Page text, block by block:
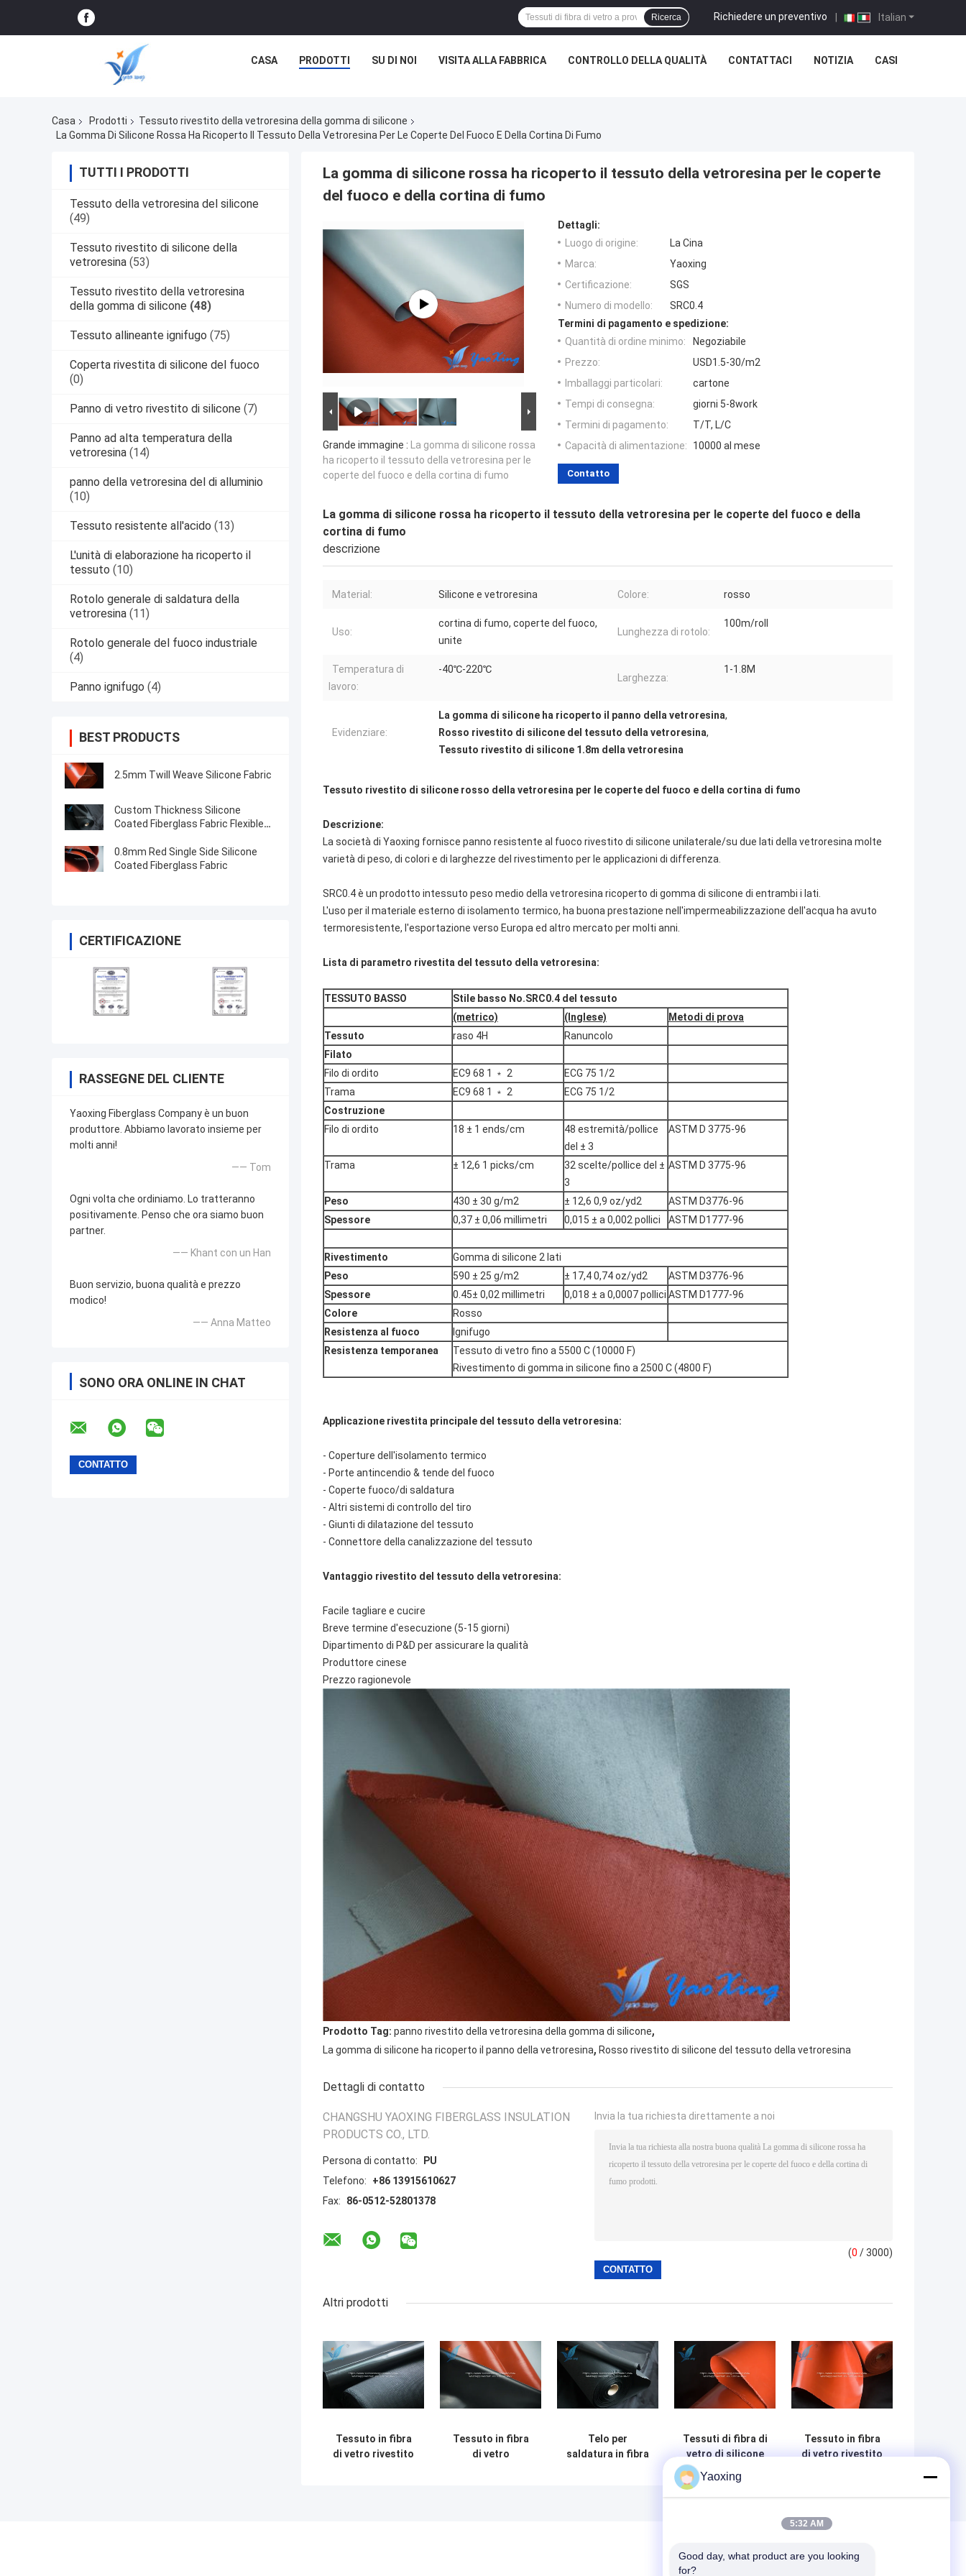
Italian
Richiedere un preventivo |
Ricerca
CASA PRODOTTI SU DI NOI VISITA ALLA FABBRICA CONTROLLO DELLA QUALITÀ CONTATTACI NOTIZIA CASI
Casa Prodotti
Tessuto rivestito della vetroresina della gomma di silicone
La Gomma Di Silicone Rossa Ha Ricoperto Il Tessuto Della Vetroresina Per Le Coperte Del Fuoco E Della Cortina Di Fumo
TUTTI I PRODOTTI
Tessuto della vetroresina del silicone
(49)
Tessuto rivestito di silicone della
vetroresina (53)
Tessuto rivestito della vetroresina
della gomma di silicone (48)
Tessuto allineante ignifugo (75)
Coperta rivestita di silicone del fuoco
(0)
Panno di vetro rivestito di silicone (7)
Panno ad alta temperatura della
vetroresina (14)
panno della vetroresina del di alluminio
(10)
Tessuto resistente all'acido (13)
L'unità di elaborazione ha ricoperto il
tessuto (10)
Rotolo generale di saldatura della
vetroresina (11)
Rotolo generale del fuoco industriale
(4)
Panno ignifugo (4)
BEST PRODUCTS
2.5mm Twill Weave Silicone Fabric
Custom Thickness Silicone
Coated Fiberglass Fabric Flexible
0.8mm Red Single Side Silicone
Coated Fiberglass Fabric
CERTIFICAZIONE
RASSEGNE DEL CLIENTE
Yaoxing Fiberglass Company è un buon
produttore. Abbiamo lavorato insieme per
molti anni!
—— Tom
Ogni volta che ordiniamo. Lo tratteranno
positivamente. Penso che ora siamo buon
partner.
—— Khant con un Han
Buon servizio, buona qualità e prezzo
modico!
—— Anna Matteo
SONO ORA ONLINE IN CHAT
La gomma di silicone rossa ha ricoperto il tessuto della vetroresina per le coperte
del fuoco e della cortina di fumo
Grande immagine : La gomma di silicone rossa
ha ricoperto il tessuto della vetroresina per le
coperte del fuoco e della cortina di fumo
Dettagli:
Luogo di origine:
La Cina
Marca:
Yaoxing
Certificazione:
SGS
Numero di modello:
SRC0.4
Termini di pagamento e spedizione:
Quantità di ordine minimo:
Negoziabile
Prezzo:
USD1.5-30/m2
Imballaggi particolari:
cartone
Tempi di consegna:
giorni 5-8work
Termini di pagamento:
T/T, L/C
Capacità di alimentazione:
10000 al mese
Contatto
La gomma di silicone rossa ha ricoperto il tessuto della vetroresina per le coperte del fuoco e della
cortina di fumo
descrizione
Material: Silicone e vetroresina Colore: rosso
Uso:
cortina di fumo, coperte del fuoco,
unite
Lunghezza di rotolo:
100m/roll
Temperatura di
lavoro:
-40℃-220℃
Larghezza:
1-1.8M
Evidenziare:
La gomma di silicone ha ricoperto il panno della vetroresina,
Rosso rivestito di silicone del tessuto della vetroresina,
Tessuto rivestito di silicone 1.8m della vetroresina
Tessuto rivestito di silicone rosso della vetroresina per le coperte del fuoco e della cortina di fumo
Descrizione:
La società di Yaoxing fornisce panno resistente al fuoco rivestito di silicone unilaterale/su due lati della vetroresina molte
varietà di peso, di colori e di larghezze del rivestimento per le applicazioni di differenza.
SRC0.4 è un prodotto intessuto peso medio della vetroresina ricoperto di gomma di silicone di entrambi i lati.
L'uso per il materiale esterno di isolamento termico, ha buona prestazione nell'impermeabilizzazione dell'acqua ha avuto
termoresistente, l'esportazione verso Europa ed altro mercato per molti anni.
Lista di parametro rivestita del tessuto della vetroresina:
TESSUTO BASSO
Stile basso No.SRC0.4 del tessuto
(metrico)
(Inglese)
Metodi di prova
Tessuto
raso 4H
Ranuncolo
Filato
Filo di ordito
EC9 68 1 ﹡ 2
ECG 75 1/2
Trama
EC9 68 1 ﹡ 2
ECG 75 1/2
Costruzione
Filo di ordito
18 ± 1 ends/cm
48 estremità/pollice
del ± 3
ASTM D 3775-96
Trama ± 12,6 1 picks/cm
32 scelte/pollice del ±
3
ASTM D 3775-96
Peso 430 ± 30 g/m2 ± 12,6 0,9 oz/yd2
ASTM D3776-96
Spessore
0,37 ± 0,06 millimetri 0,015 ± a 0,002 pollici ASTM D1777-96
Rivestimento
Gomma di silicone 2 lati
Peso
590 ± 25 g/m2 ± 17,4 0,74 oz/yd2
ASTM D3776-96
Spessore
0.45± 0,02 millimetri 0,018 ± a 0,0007 pollici ASTM D1777-96
Colore
Rosso
Resistenza al fuoco
Ignifugo
Resistenza temporanea
Tessuto di vetro fino a 5500 C (10000 F)
Rivestimento di gomma in silicone fino a 2500 C (4800 F)
Applicazione rivestita principale del tessuto della vetroresina:
- Coperture dell'isolamento termico
- Porte antincendio & tende del fuoco
- Coperte fuoco/di saldatura
- Altri sistemi di controllo del tiro
- Giunti di dilatazione del tessuto
- Connettore della canalizzazione del tessuto
Vantaggio rivestito del tessuto della vetroresina:
Facile tagliare e cucire
Breve termine d'esecuzione (5-15 giorni)
Dipartimento di P&D per assicurare la qualità
Produttore cinese
Prezzo ragionevole
Prodotto Tag: panno rivestito della vetroresina della gomma di silicone,
La gomma di silicone ha ricoperto il panno della vetroresina, Rosso rivestito di silicone del tessuto della vetroresina
Dettagli di contatto
CHANGSHU YAOXING FIBERGLASS INSULATION
PRODUCTS CO., LTD.
Persona di contatto:
PU
Telefono:
+86 13915610627
Fax:
86-0512-52801378
Invia la tua richiesta direttamente a noi
(0 / 3000)
Altri prodotti
Tessuto in fibra
di vetro rivestito
Tessuto in fibra
di vetro
Telo per
saldatura in fibra
Tessuti di fibra di
vetro di silicone
rosso per coperte
antincendio e
giunti di
Tessuto in fibra
di vetro rivestito
-40°C a 200°C
Yaoxing
5:32 AM
Good day, what product are you looking
for?